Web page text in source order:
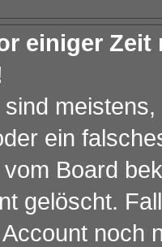
einiger
ein
Board
gelöscht.
noch